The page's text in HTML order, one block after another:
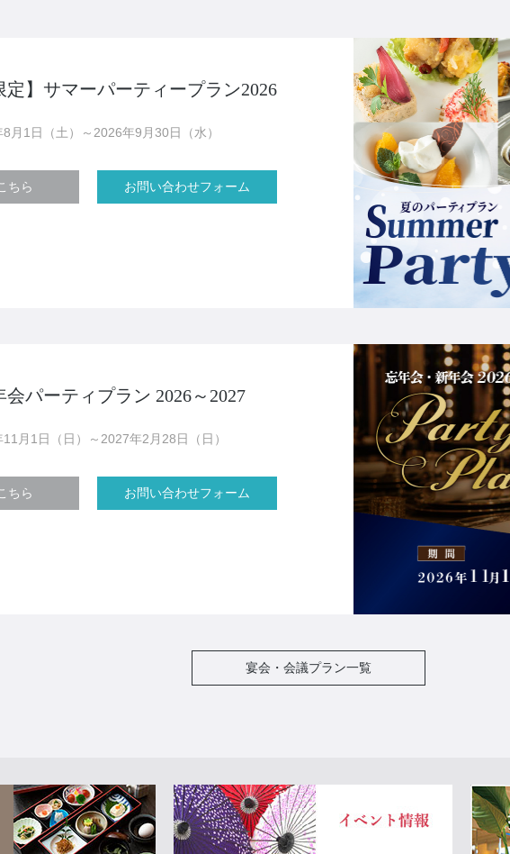
定】サマーパーティープラン2026
月1日（土）～2026年9月30日（水）
ちら お問い合わせフォーム
パーティプラン 2026～2027
月1日（日）～2027年2月28日（日）
ちら お問い合わせフォーム
宴会・会議プラン一覧
Next